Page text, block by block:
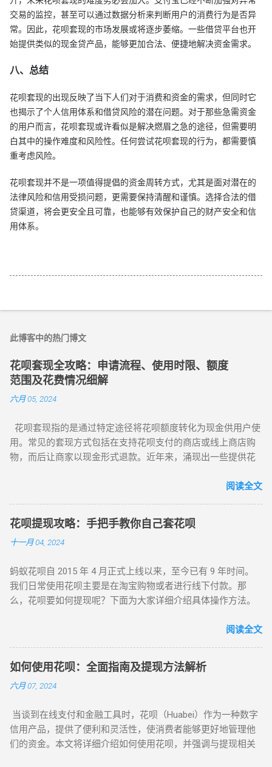
交易的监控，甚至可以通过数据分析来判断用户的消费行为是否异
常。因此，花呗套现的市场发展或将逐步萎缩。一些借贷平台也开
始提供类似的现金贷产品，能够更加合法、便捷地解决资金需求。
八、总结
花呗套现的出现反映了当下人们对于消费和资金的需求，但同时它
也揭示了个人信用体系和借贷风险的潜在问题。对于那些急需资金
的用户而言，花呗套现或许看似是解决燃眉之急的途径，但需要明
白其中的操作难度和风险性。任何尝试花呗套现的行为，都需要慎
重考虑风险。
花呗套现并不是一项值得提倡的资金周转方式，尤其是面对潜在的
法律风险和信用受损问题，更需要保持清醒和谨慎。选择合法的借
贷渠道，将会更安全且可靠，也能够有效保护自己的财产安全和信
用体系。
此博客中的热门博文
花呗套现全攻略：申请流程、使用时限、额度
范围及花费情况细解
六月 05, 2024
花呗套现指的是通过特定途径将花呗额度转化为现金供用户使
用。常见的套现方式包括在支持花呗支付的商店或线上商店购
物，而后让商家以现金形式退款。近年来，涌现出一些提供花
应用也可通过扫描二维码实现自动回款。至于这些平台和应用
https://sites.google.com/view/hbtxw/s 花呗作为支付宝推出的
信用支付产品，用户能在指定商家消费并享受一定免息期。花
呗免息期最长达 40 天，最短为 10 天，账单日为每月 1 号，还
（不包括花呗套现次数），用户的花呗额度也会相应提升。 然
而，部分人因某些缘由需要现金，却无法直接从花呗取现，便
产生了套现的想法。花呗套现即把花呗信用额度提取出来并转
实现。用户在商家或中介处虚假购买商品，并用花呗额度支
付，商家或中介将款项返还给用户，同时收取一定手续费。 要
注意的是，花呗额度仅能用于特定商户的购物消费，不能直接
当作现金。当用户套现成功后，套现金额会存于花呗账户，需
在到期还款日之前还款，若无法一次性还清，可选择分期还
频繁套现。此外，花呗套现存在一定风险，如遭遇欺诈行为或
商家失联等情况，可能导致资金损失。 总之，花呗套现是将信
用额度转化为现金使用的途径，但要留意利息、手续费及可能
阅读全文
花呗提现攻略：手把手教你自己套花呗
十一月 04, 2024
蚂蚁花呗自 2015 年 4 月正式上线以来，至今已有 9 年时间。
我们日常使用花呗主要是在淘宝购物或者进行线下付款。那
么，花呗要如何提现呢？下面为大家详细介绍具体操作方法。
下消费时用来付钱的那个“收钱码”。将花呗的钱扫到“收钱码”
呗）。 在支付宝的搜索栏中搜索“收钱码”。 点击“申请收钱
码”。 可以选择“官方寄送”，付完款后，官方会将“收钱码”寄到
你填写的地址。收到后，你就拥有了属于自己的二维码。或者
己的“收钱码”后，你就可以将自己花呗的钱通过“收钱码”扫到朋
友的账户上，然后让朋友将他的花呗钱扫到你的账户上，接着
就可以申请提现了。 文章推荐 为大家推荐四个可以套花呗秒到
阅读全文
如何使用花呗：全面指南及提现方法解析
六月 07, 2024
当谈到在线支付和金融工具时，花呗（Huabei）作为一种数字
信用产品，提供了便利和灵活性，使消费者能够更好地管理他
们的资金。本文将详细介绍如何使用花呗，并强调与提现相关